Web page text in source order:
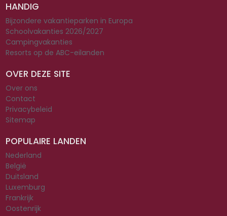
HANDIG
Bijzondere vakantieparken in Europa
Schoolvakanties 2026/2027
Campingvakanties
Resorts op de ABC-eilanden
OVER DEZE SITE
Over ons
Contact
Privacybeleid
Sitemap
POPULAIRE LANDEN
Nederland
België
Duitsland
Luxemburg
Frankrijk
Oostenrijk